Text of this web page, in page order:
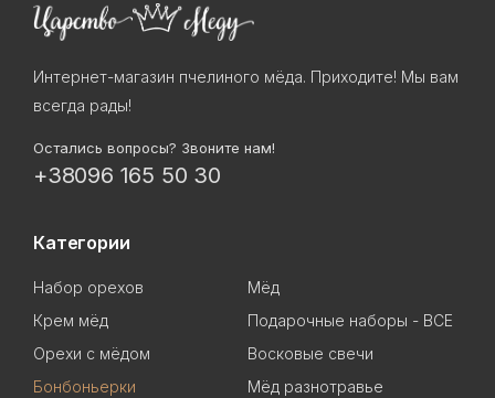
Интернет-магазин пчелиного мёда. Приходите! Мы вам
всегда рады!
Остались вопросы? Звоните нам!
+38096 165 50 30
Категории
Набор орехов
Мёд
Крем мёд
Подарочные наборы - ВСЕ
Орехи с мёдом
Восковые свечи
Бонбоньерки
Мёд разнотравье